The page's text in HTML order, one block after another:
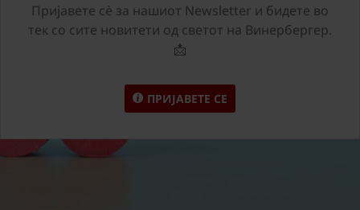
Пријавете сѐ за нашиот Newsletter и бидете во
тек со сите новитети од светот на Винербергер.
📩
ПРИЈАВЕТЕ СЕ